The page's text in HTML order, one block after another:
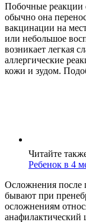
Побочные реакции
обычно она
вакцинации на
или небольшое
возникает легкая
аллергические
кожи и зудом.
Читайте
Ребенок в 4
Осложнения после
бывают при
осложнениям
анафилактический